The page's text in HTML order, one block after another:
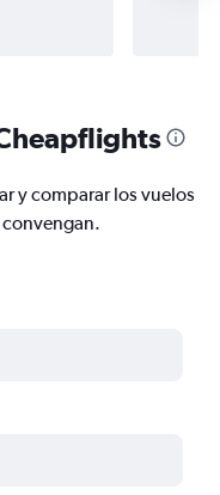
y comparar los vuelos
convengan.